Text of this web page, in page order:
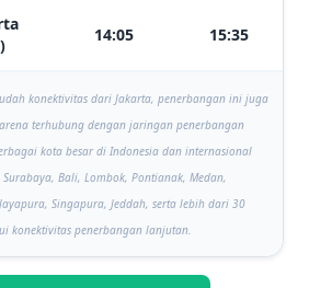
14:05 15:35
konektivitas dari Jakarta, penerbangan ini juga
terhubung dengan jaringan penerbangan
kota besar di Indonesia dan internasional
Bali, Lombok, Pontianak, Medan,
Singapura, Jeddah, serta lebih dari 30
konektivitas penerbangan lanjutan.